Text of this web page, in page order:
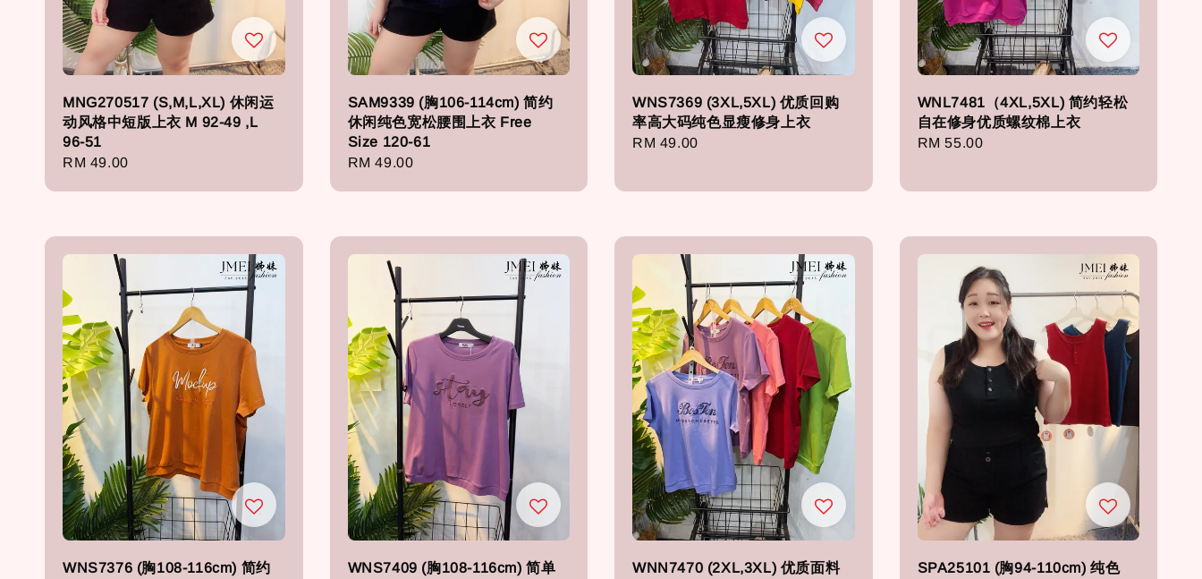
MNG270517 (S,M,L,XL) 休闲运
动风格中短版上衣 M 92-49 ,L
96-51
Regular
RM 49.00
SAM9339 (胸106-114cm) 简约
休闲纯色宽松腰围上衣 Free
Size 120-61
Regular
RM 49.00
WNS7369 (3XL,5XL) 优质回购
率高大码纯色显瘦修身上衣
Regular
RM 49.00
WNL7481（4XL,5XL) 简约轻松
自在修身优质螺纹棉上衣
Regular
RM 55.00
WNS7376 (胸108-116cm) 简约
WNS7409 (胸108-116cm) 简单
WNN7470 (2XL,3XL) 优质面料
SPA25101 (胸94-110cm) 纯色